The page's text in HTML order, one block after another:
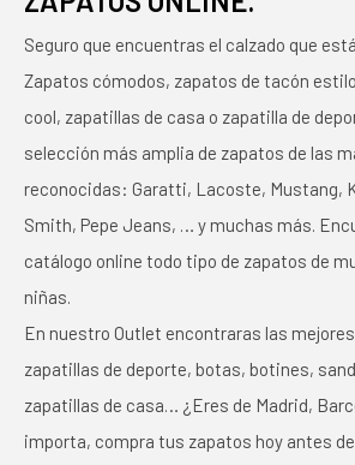
Seguro que encuentras el calzado que
Zapatos cómodos, zapatos de tacón
cool, zapatillas de casa o zapatilla de
selección más amplia de zapatos de las
reconocidas: Garatti, Lacoste, Mustang,
Smith, Pepe Jeans, … y muchas más.
catálogo online todo tipo de zapatos de
niñas.
En nuestro Outlet encontraras las
zapatillas de deporte, botas, botines,
zapatillas de casa… ¿Eres de Madrid,
importa, compra tus zapatos hoy antes